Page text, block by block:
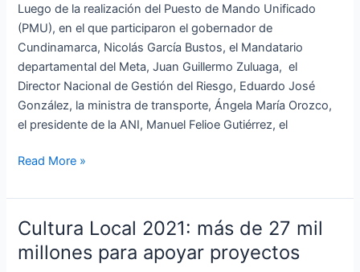
Luego de la realización del Puesto de Mando Unificado
(PMU), en el que participaron el gobernador de
Cundinamarca, Nicolás García Bustos, el Mandatario
departamental del Meta, Juan Guillermo Zuluaga, el
Director Nacional de Gestión del Riesgo, Eduardo José
González, la ministra de transporte, Ángela María Orozco,
el presidente de la ANI, Manuel Felioe Gutiérrez, el
Read More »
Cultura Local 2021: más de 27 mil
millones para apoyar proyectos
Cultura
Local
2021: